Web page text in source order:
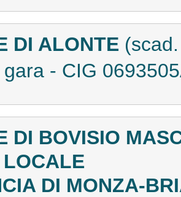
DI ALONTE
- CIG
DI BOVISIO
DI MONZA-